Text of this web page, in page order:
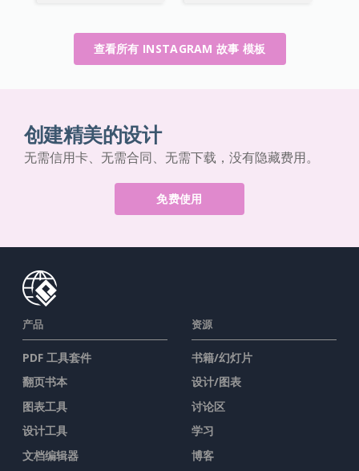
查看所有 INSTAGRAM 故事 模板
创建精美的设计
无需信用卡、无需合同、无需下载，没有隐藏费用。
免费使用
产品
PDF 工具套件
翻页书本
图表工具
设计工具
文档编辑器
资源
书籍/幻灯片
设计/图表
讨论区
学习
博客